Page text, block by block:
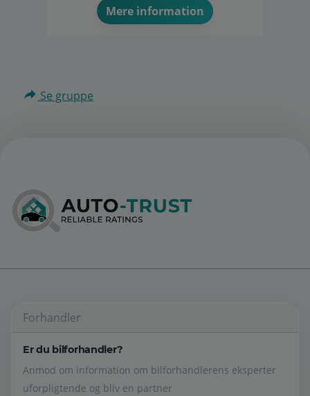
Mere information
Se gruppe
Forhandler
Er du bilforhandler?
Anmod om information om bilforhandlerens eksperter
uforpligtende og bliv en partner